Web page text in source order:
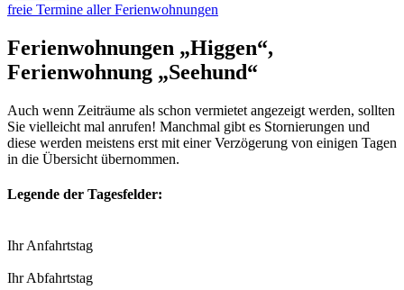
freie Termine aller Ferienwohnungen
Ferienwohnungen „Higgen“,
Ferienwohnung „Seehund“
Auch wenn Zeiträume als schon vermietet angezeigt werden, sollten
Sie vielleicht mal anrufen! Manchmal gibt es Stornierungen und
diese werden meistens erst mit einer Verzögerung von einigen Tagen
in die Übersicht übernommen.
Legende der Tagesfelder:
Ihr Anfahrtstag
Ihr Abfahrtstag